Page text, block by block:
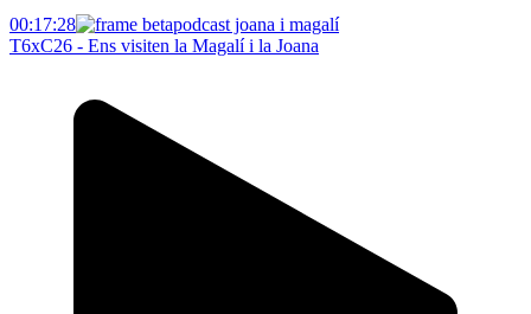
00:17:28
T6xC26 - Ens visiten la Magalí i la Joana